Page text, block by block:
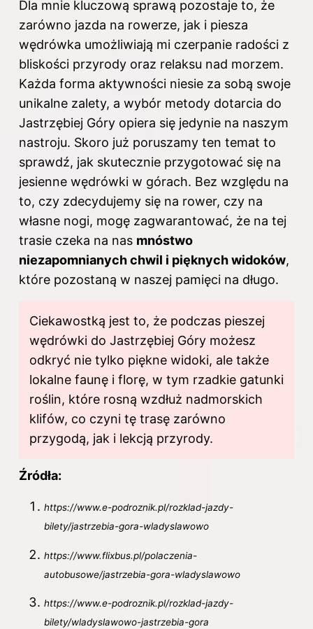
Dla mnie kluczową sprawą pozostaje to, że
zarówno jazda na rowerze, jak i piesza
wędrówka umożliwiają mi czerpanie radości z
bliskości przyrody oraz relaksu nad morzem.
Każda forma aktywności niesie za sobą swoje
unikalne zalety, a wybór metody dotarcia do
Jastrzębiej Góry opiera się jedynie na naszym
nastroju. Skoro już poruszamy ten temat to
sprawdź, jak skutecznie przygotować się na
jesienne wędrówki w górach. Bez względu na
to, czy zdecydujemy się na rower, czy na
własne nogi, mogę zagwarantować, że na tej
trasie czeka na nas mnóstwo
niezapomnianych chwil i pięknych widoków,
które pozostaną w naszej pamięci na długo.
Ciekawostką jest to, że podczas pieszej
wędrówki do Jastrzębiej Góry możesz
odkryć nie tylko piękne widoki, ale także
lokalne faunę i florę, w tym rzadkie gatunki
roślin, które rosną wzdłuż nadmorskich
klifów, co czyni tę trasę zarówno
przygodą, jak i lekcją przyrody.
Źródła:
https://www.e-podroznik.pl/rozklad-jazdy-
bilety/jastrzebia-gora-wladyslawowo
https://www.flixbus.pl/polaczenia-
autobusowe/jastrzebia-gora-wladyslawowo
https://www.e-podroznik.pl/rozklad-jazdy-
bilety/wladyslawowo-jastrzebia-gora